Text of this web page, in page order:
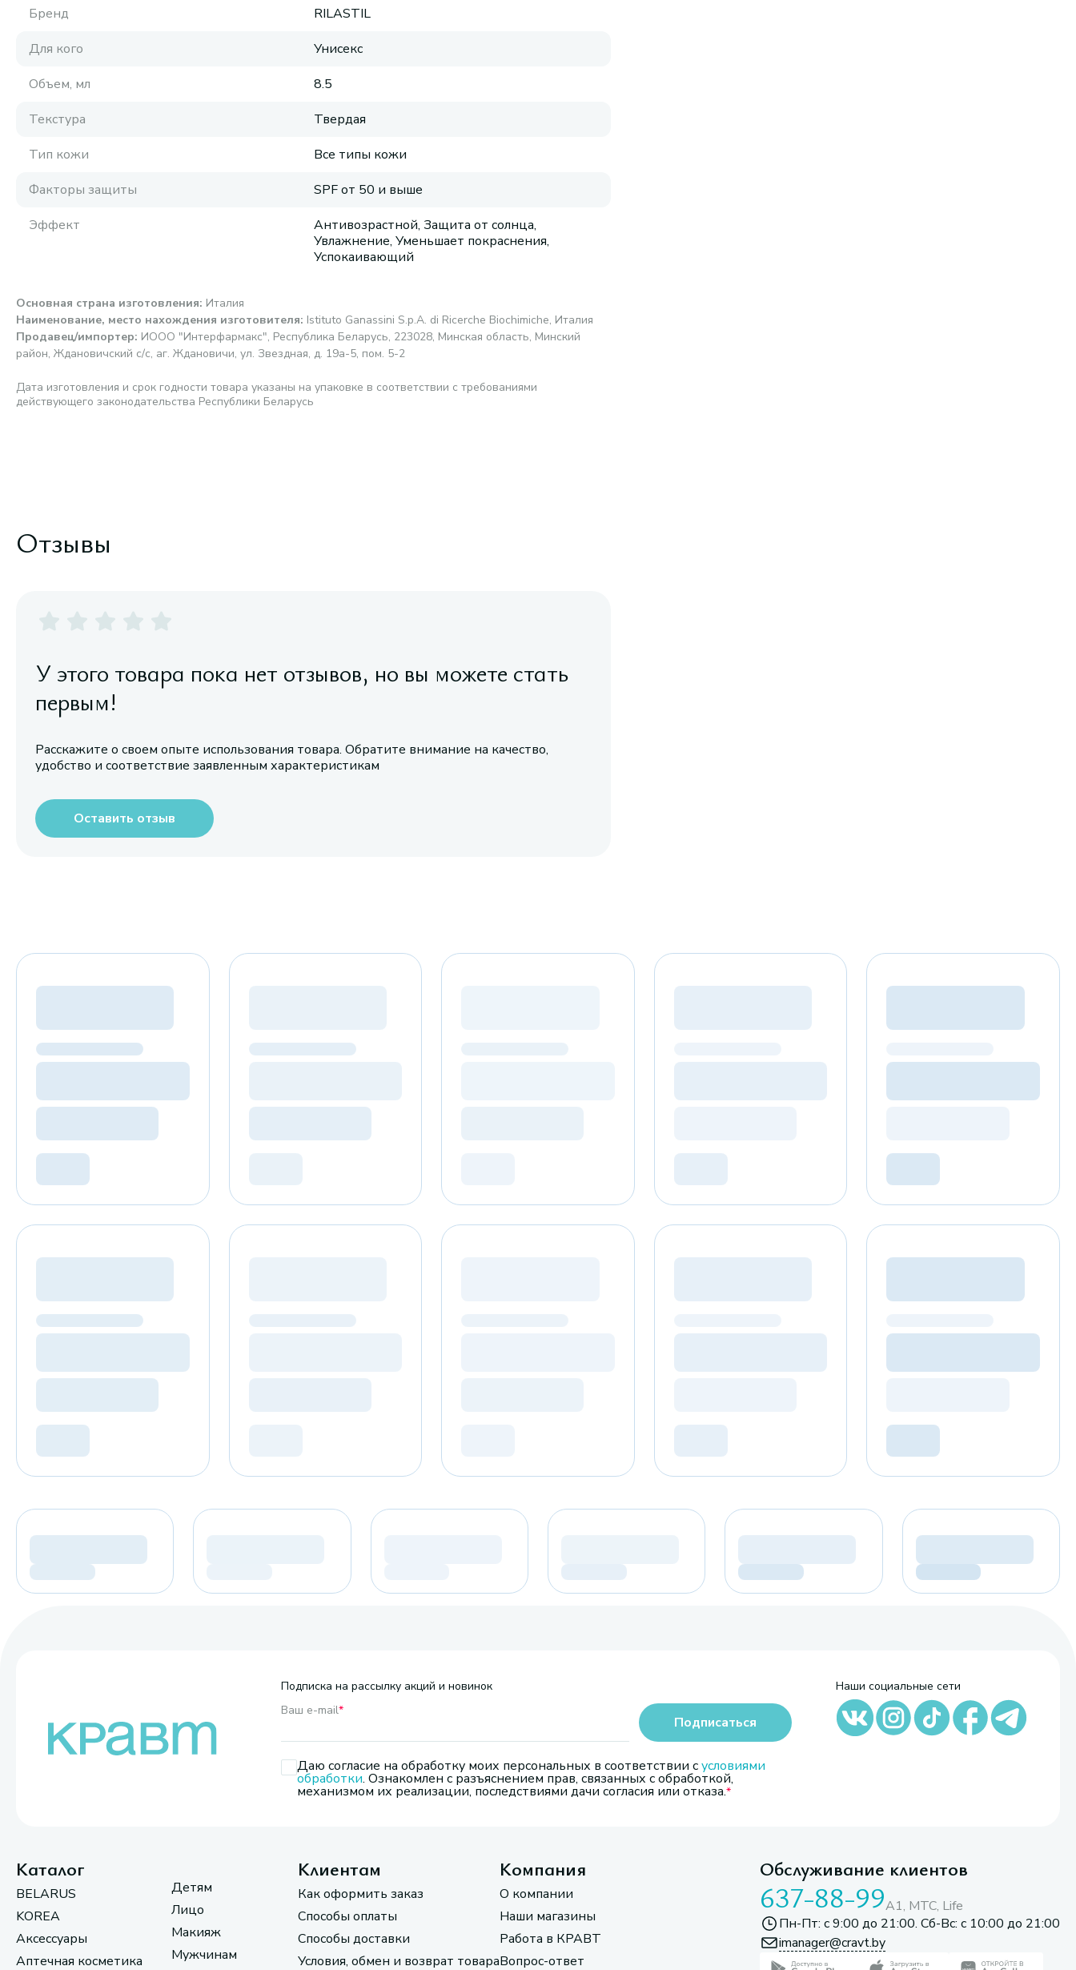
Бренд
RILASTIL
Для кого
Унисекс
Объем, мл
8.5
Текстура
Твердая
Тип кожи
Все типы кожи
Факторы защиты
SPF от 50 и выше
Эффект
Антивозрастной, Защита от солнца,
Увлажнение, Уменьшает покраснения,
Успокаивающий
Основная страна изготовления: Италия
Наименование, место нахождения изготовителя: Istituto Ganassini S.p.A. di Ricerche Biochimiche, Италия
Продавец/импортер: ИООО "Интерфармакс", Республика Беларусь, 223028, Минская область, Минский
район, Ждановичский с/с, аг. Ждановичи, ул. Звездная, д. 19а-5, пом. 5-2
Дата изготовления и срок годности товара указаны на упаковке в соответствии с требованиями
действующего законодательства Республики Беларусь
Отзывы
У этого товара пока нет отзывов, но вы можете стать
первым!
Расскажите о своем опыте использования товара. Обратите внимание на качество,
удобство и соответствие заявленным характеристикам
Оставить отзыв
Подписка на рассылку акций и новинок
Ваш e-mail*
Даю согласие на обработку моих персональных в соответствии сусловиями
обработки. Ознакомлен с разъяснением прав, связанных с обработкой,
механизмом их реализации, последствиями дачи согласия или отказа.
Подписаться
Наши социальные сети
Каталог
BELARUS
KOREA
Аксессуары
Аптечная косметика
Детям
Лицо
Макияж
Мужчинам
Клиентам
Как оформить заказ
Способы оплаты
Способы доставки
Условия, обмен и возврат товара
Компания
О компании
Наши магазины
Работа в КРАВТ
Вопрос-ответ
Обслуживание клиентов
637-88-99A1, МТС, Life
Пн-Пт: с 9:00 до 21:00. Сб-Вс: с 10:00 до 21:00
imanager@cravt.by